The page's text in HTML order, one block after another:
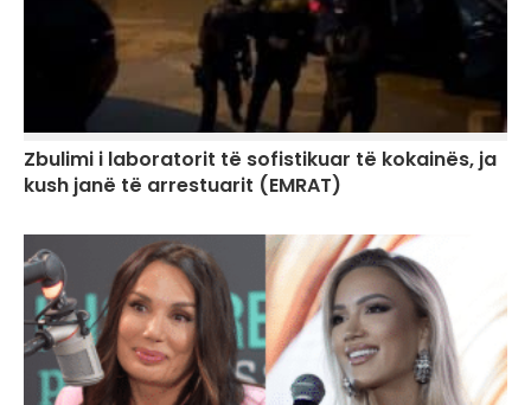
Zbulimi i laboratorit të sofistikuar të kokainës, ja
kush janë të arrestuarit (EMRAT)